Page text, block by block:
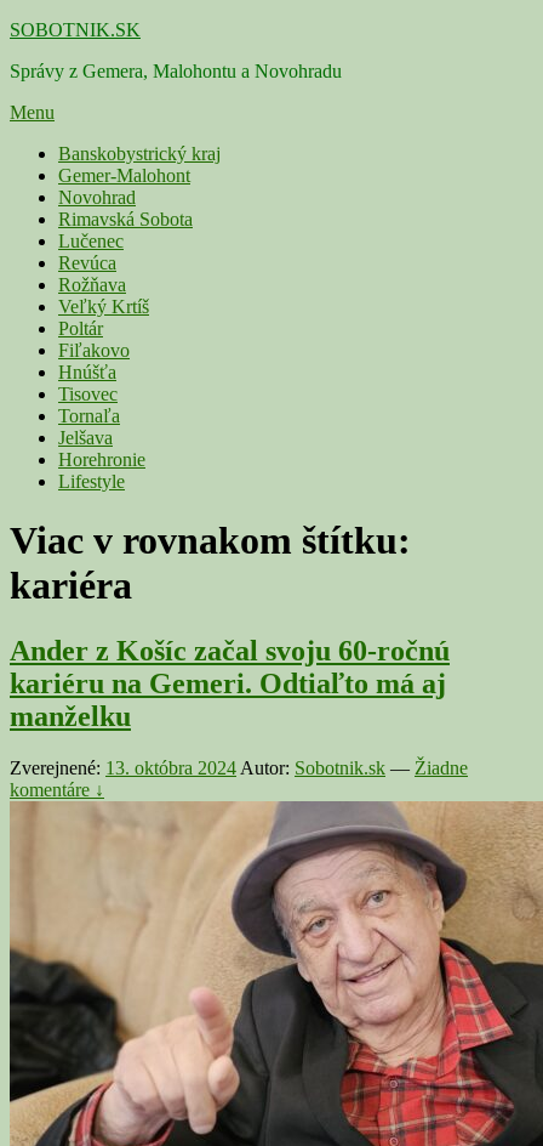
Skip
content
SOBOTNIK.SK
Správy z Gemera, Malohontu a Novohradu
Menu
Primárne
menu
Banskobystrický kraj
Gemer-Malohont
Novohrad
Rimavská Sobota
Lučenec
Revúca
Rožňava
Veľký Krtíš
Poltár
Fiľakovo
Hnúšťa
Tisovec
Tornaľa
Jelšava
Horehronie
Lifestyle
Viac v rovnakom štítku:
kariéra
Ander z Košíc začal svoju 60-ročnú
kariéru na Gemeri. Odtiaľto má aj
manželku
Zverejnené: 13. októbra 2024 Autor: Sobotnik.sk — Žiadne
komentáre ↓